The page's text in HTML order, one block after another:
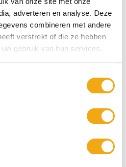
adverteren en analyse. Deze
combineren met andere
verstrekt of die ze hebben
gebruik van hun services.
Golden Ale - Dik Verdiend - Wat een
€ 2,95
Bekijk product